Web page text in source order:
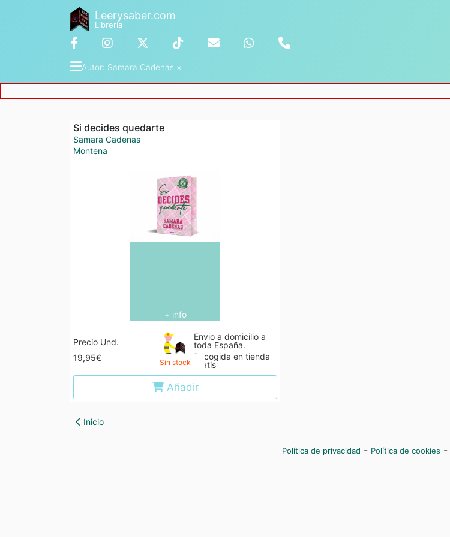
Leerysaber.com
Librería
Autor: Samara Cadenas ×
Si decides quedarte
Samara Cadenas
Montena
+ info
Precio Und.
19,95€
Envio a domicilio a
toda España.
Recogida en tienda
gratis
Sin stock
Añadir
Inicio
Política de privacidad - Política de cookies -